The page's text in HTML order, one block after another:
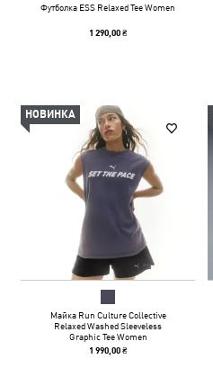
Футболка ESS Relaxed Tee Women
1 290,00 ₴
НОВИНКА
Майка Run Culture Collective
Relaxed Washed Sleeveless
Graphic Tee Women
1 990,00 ₴